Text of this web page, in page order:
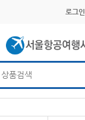
로그인